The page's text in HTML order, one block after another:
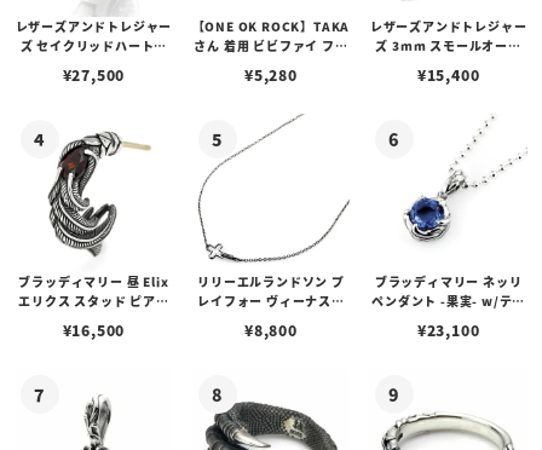
レザーズアンドトレジャー
ズ セイクリッドハートピ
¥27,500
【ONE OK ROCK】TAKA
さん 着用 ビビファイ フー
¥5,280
レザーズアンドトレジャー
ズ 3mm スモールオーバ
ブスタークラスプ＆LTロ
¥15,400
ブラッディマリー 昼 Elix
エリクス スタッド ピアス
¥16,500
リリーエルランドソン プ
レイフォー ヴィーナスチ
¥8,800
ブラッディマリー ネッリ
ペンダント -果実- w/ティ
¥23,100